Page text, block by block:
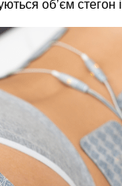
об’єм стегон